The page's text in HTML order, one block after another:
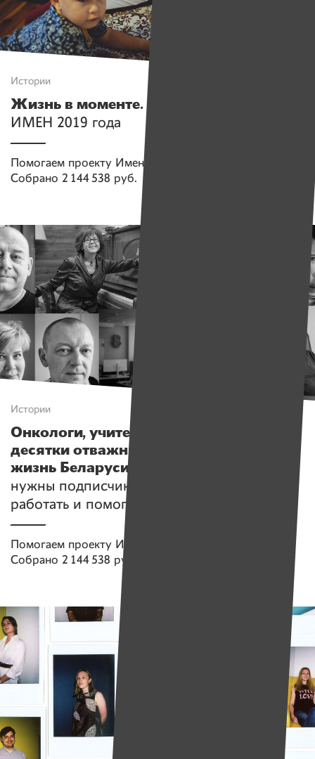
Истории
Жизнь в моменте.Лучшие фотографии
ИМЕН 2019 года
Помогаем проекту Имена
Собрано 2 144 538 руб.
Истории
Онкологи, учителя, ученые и еще
десятки отважных людей меняют
жизнь Беларуси к лучшему
нужны подписчики, чтобы мы могли
работать и помогать постоянно!
Помогаем проекту Имена
Собрано 2 144 538 руб.